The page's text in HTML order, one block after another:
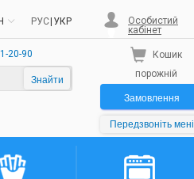
РУС УКР
Особистий
кабінет
20-90
Знайти
Кошик
порожній
Замовлення
Передзвоніть мені